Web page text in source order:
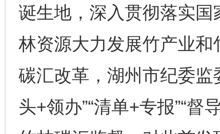
诞生地，深入贯彻落实国
林资源大力发展竹产业
碳汇改革，湖州市纪委监
头+领办”“清单+专报”“督